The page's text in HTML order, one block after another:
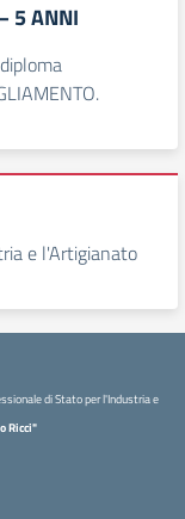
5 ANNI
e l'Artigianato
di Stato per l'Industria e
Ricci"